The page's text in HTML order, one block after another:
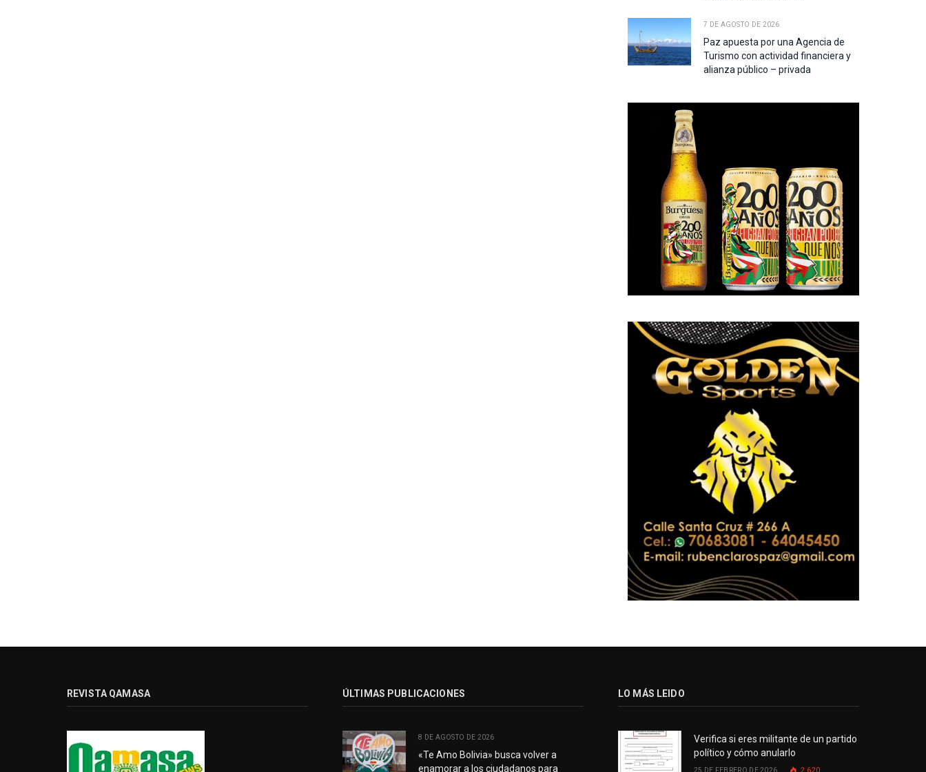
7 DE AGOSTO DE 2026
Paz apuesta por una Agencia de
Turismo con actividad financiera y
alianza público – privada
REVISTA QAMASA ÚLTIMAS PUBLICACIONES
8 DE AGOSTO DE 2026
«Te Amo Bolivia» busca volver a
enamorar a los ciudadanos para
LO MÁS LEIDO
Verifica si eres militante de un partido
político y cómo anularlo
25 DE FEBRERO DE 2026 2.620